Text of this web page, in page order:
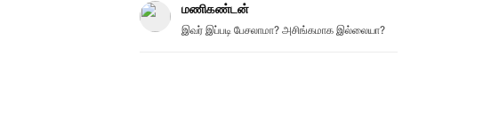
மணிகண்டன்
இவர் இப்படி பேசலாமா? அசிங்கமாக இல்லையா?